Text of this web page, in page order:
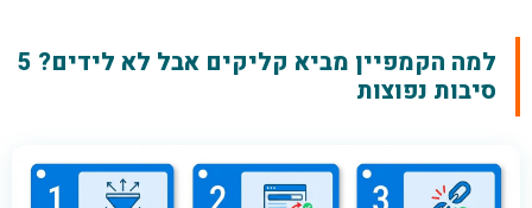
למה הקמפיין מביא קליקים אבל לא לידים? 5
סיבות נפוצות